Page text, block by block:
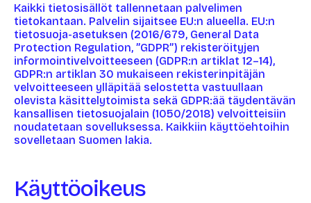
Kaikki tietosisällöt tallennetaan palvelimen
tietokantaan. Palvelin sijaitsee EU:n alueella. EU:n
tietosuoja-asetuksen (2016/679, General Data
Protection Regulation, ”GDPR”) rekisteröityjen
informointivelvoitteeseen (GDPR:n artiklat 12–14),
GDPR:n artiklan 30 mukaiseen rekisterinpitäjän
velvoitteeseen ylläpitää selostetta vastuullaan
olevista käsittelytoimista sekä GDPR:ää täydentävän
kansallisen tietosuojalain (1050/2018) velvoitteisiin
noudatetaan sovelluksessa. Kaikkiin käyttöehtoihin
sovelletaan Suomen lakia.
Käyttöoikeus